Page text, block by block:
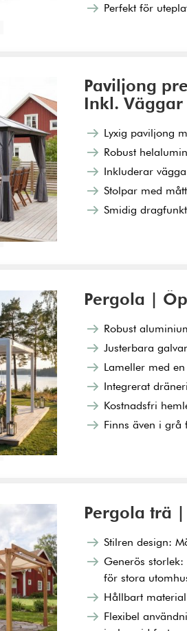
Perfekt för
Paviljong
Inkl.
Lyxig paviljong
Robust
Inkluderar
Stolpar med
Smidig
Pergola |
Robust
Justerbara
Lameller med
Integrerat
Kostnadsfri
Finns även i grå
Pergola trä
Stilren design:
Generös
för stora
Hållbart
Flexibel